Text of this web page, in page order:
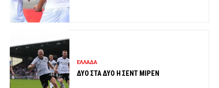
ΕΛΛΑΔΑ
ΔΥΟ ΣΤΑ ΔΥΟ Η ΣΕΝΤ ΜΙΡΕΝ